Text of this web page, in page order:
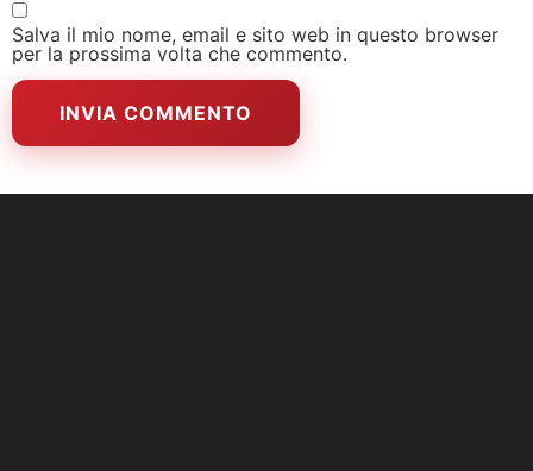
Salva il mio nome, email e sito web in questo browser
per la prossima volta che commento.